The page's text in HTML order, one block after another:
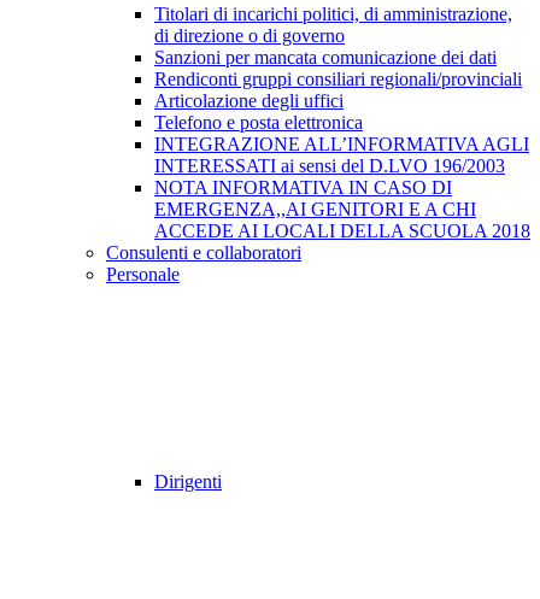
Titolari di incarichi politici, di amministrazione,
di direzione o di governo
Sanzioni per mancata comunicazione dei dati
Rendiconti gruppi consiliari regionali/provinciali
Articolazione degli uffici
Telefono e posta elettronica
INTEGRAZIONE ALL’INFORMATIVA AGLI
INTERESSATI ai sensi del D.LVO 196/2003
NOTA INFORMATIVA IN CASO DI
EMERGENZA,,AI GENITORI E A CHI
ACCEDE AI LOCALI DELLA SCUOLA 2018
Consulenti e collaboratori
Personale
Dirigenti